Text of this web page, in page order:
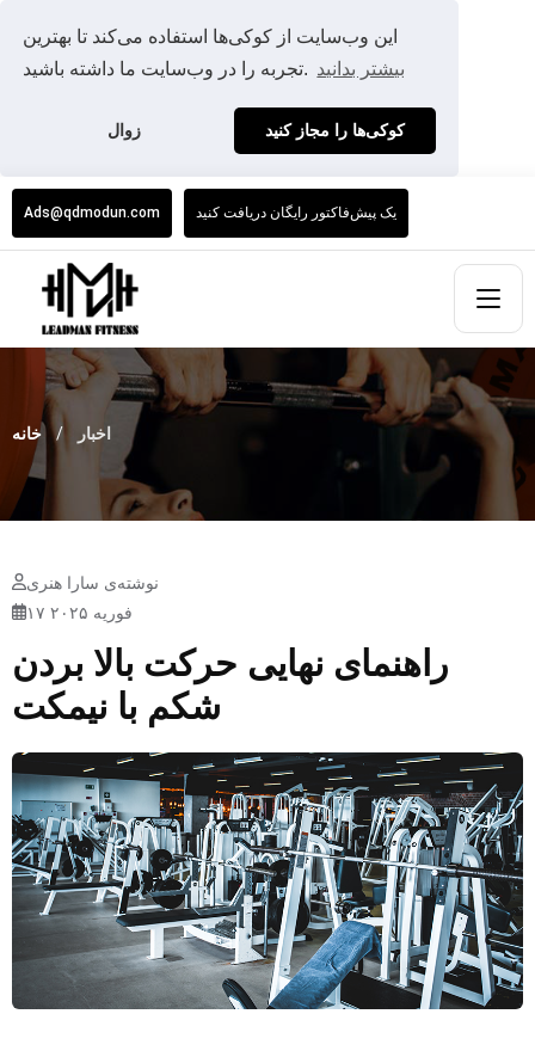
این وب‌سایت از کوکی‌ها استفاده می‌کند تا بهترین
تجربه را در وب‌سایت ما داشته باشید. بیشتر بدانید
زوال کوکی‌ها را مجاز کنید
Ads@qdmodun.com یک پیش‌فاکتور رایگان دریافت کنید
خانه اخبار
نوشته‌ی سارا هنری
۱۷ فوریه ۲۰۲۵
راهنمای نهایی حرکت بالا بردن
شکم با نیمکت